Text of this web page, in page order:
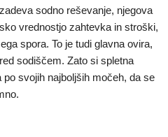
sodno reševanje, njegova
vrednostjo zahtevka in stroški,
spora. To je tudi glavna ovira,
sodiščem. Zato si spletna
svojih najboljših močeh, da se